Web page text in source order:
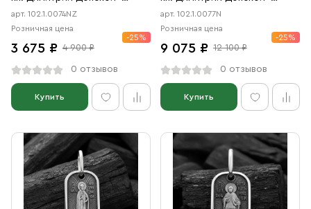
чернение, позолота
арт. 102.1.0074NZ
Розничная цена
3 675 ₽ 4 900 ₽
-25%
0 отзывов
Купить
чернение
арт. 102.1.0077N
Розничная цена
9 075 ₽ 12 100 ₽
-25%
0 отзывов
Купить